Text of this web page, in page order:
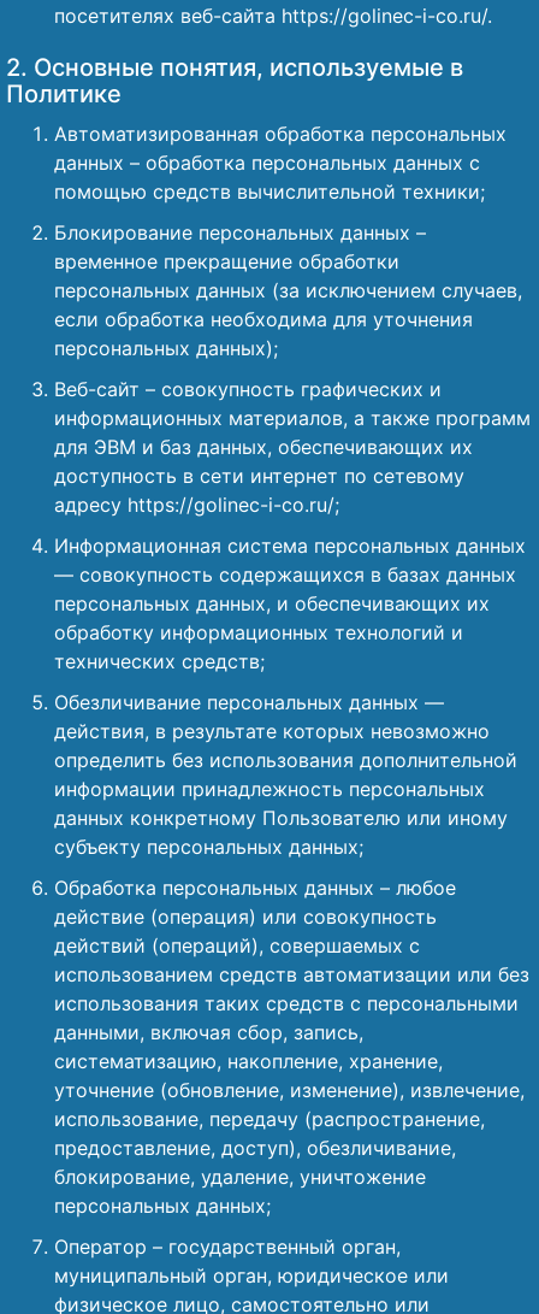
посетителях веб-сайта https://golinec-i-co.ru/.
2. Основные понятия, используемые в
Политике
Автоматизированная обработка персональных
данных – обработка персональных данных с
помощью средств вычислительной техники;
Блокирование персональных данных –
временное прекращение обработки
персональных данных (за исключением случаев,
если обработка необходима для уточнения
персональных данных);
Веб-сайт – совокупность графических и
информационных материалов, а также программ
для ЭВМ и баз данных, обеспечивающих их
доступность в сети интернет по сетевому
адресу https://golinec-i-co.ru/;
Информационная система персональных данных
— совокупность содержащихся в базах данных
персональных данных, и обеспечивающих их
обработку информационных технологий и
технических средств;
Обезличивание персональных данных —
действия, в результате которых невозможно
определить без использования дополнительной
информации принадлежность персональных
данных конкретному Пользователю или иному
субъекту персональных данных;
Обработка персональных данных – любое
действие (операция) или совокупность
действий (операций), совершаемых с
использованием средств автоматизации или без
использования таких средств с персональными
данными, включая сбор, запись,
систематизацию, накопление, хранение,
уточнение (обновление, изменение), извлечение,
использование, передачу (распространение,
предоставление, доступ), обезличивание,
блокирование, удаление, уничтожение
персональных данных;
Оператор – государственный орган,
муниципальный орган, юридическое или
физическое лицо, самостоятельно или